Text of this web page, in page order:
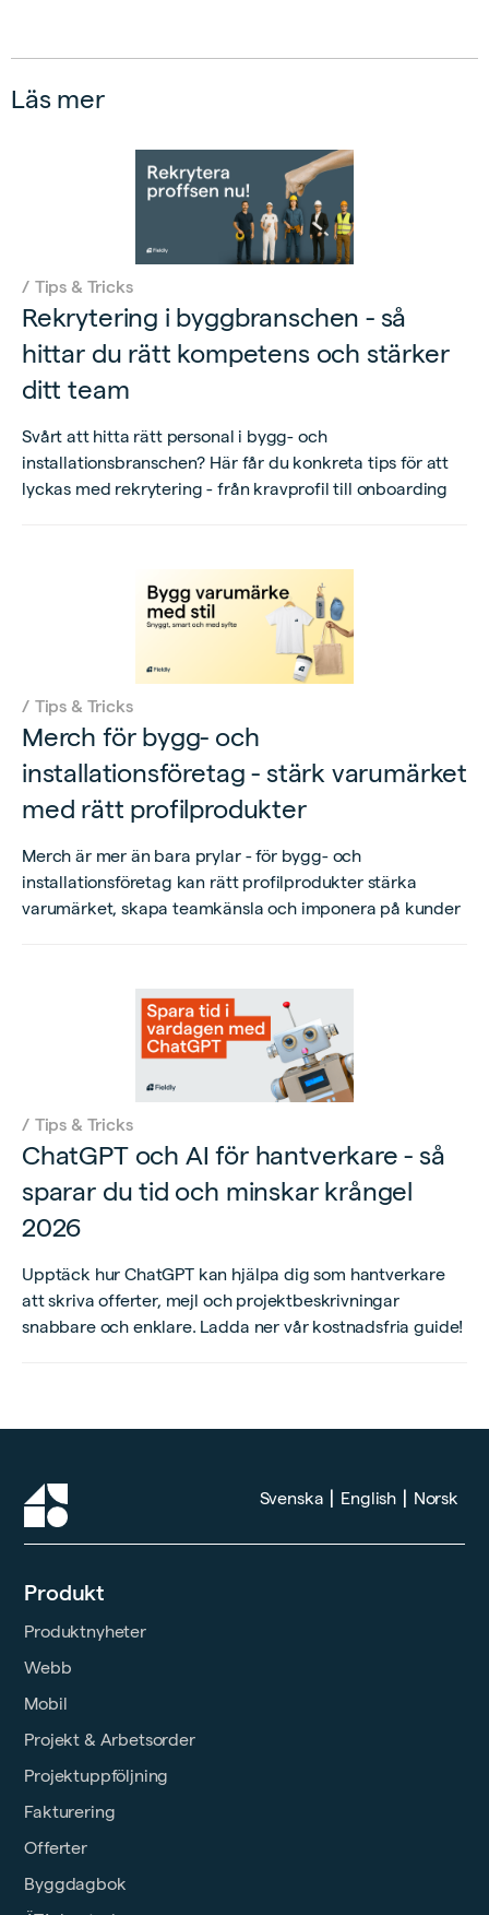
Läs mer
/ Tips & Tricks
Rekrytering i byggbranschen - så
hittar du rätt kompetens och stärker
ditt team
Svårt att hitta rätt personal i bygg- och
installationsbranschen? Här får du konkreta tips för att
lyckas med rekrytering - från kravprofil till onboarding
/ Tips & Tricks
Merch för bygg- och
installationsföretag - stärk varumärket
med rätt profilprodukter
Merch är mer än bara prylar - för bygg- och
installationsföretag kan rätt profilprodukter stärka
varumärket, skapa teamkänsla och imponera på kunder
/ Tips & Tricks
ChatGPT och AI för hantverkare - så
sparar du tid och minskar krångel
2026
Upptäck hur ChatGPT kan hjälpa dig som hantverkare
att skriva offerter, mejl och projektbeskrivningar
snabbare och enklare. Ladda ner vår kostnadsfria guide!
Svenska | English | Norsk
Produkt
Produktnyheter
Webb
Mobil
Projekt & Arbetsorder
Projektuppföljning
Fakturering
Offerter
Byggdagbok